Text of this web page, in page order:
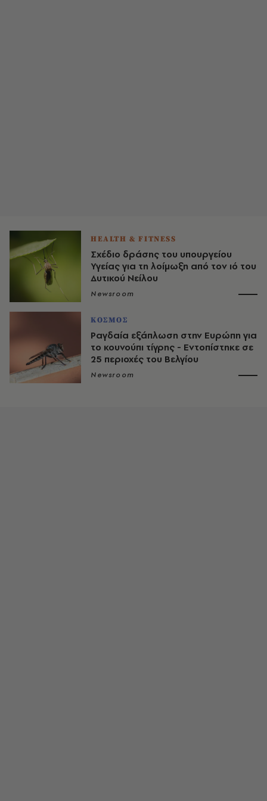
HEALTH & FITNESS
Σχέδιο δράσης του υπουργείου
Υγείας για τη λοίμωξη από τον ιό του
Δυτικού Νείλου
Newsroom
ΚΟΣΜΟΣ
Ραγδαία εξάπλωση στην Ευρώπη για
το κουνούπι τίγρης - Εντοπίστηκε σε
25 περιοχές του Βελγίου
Newsroom